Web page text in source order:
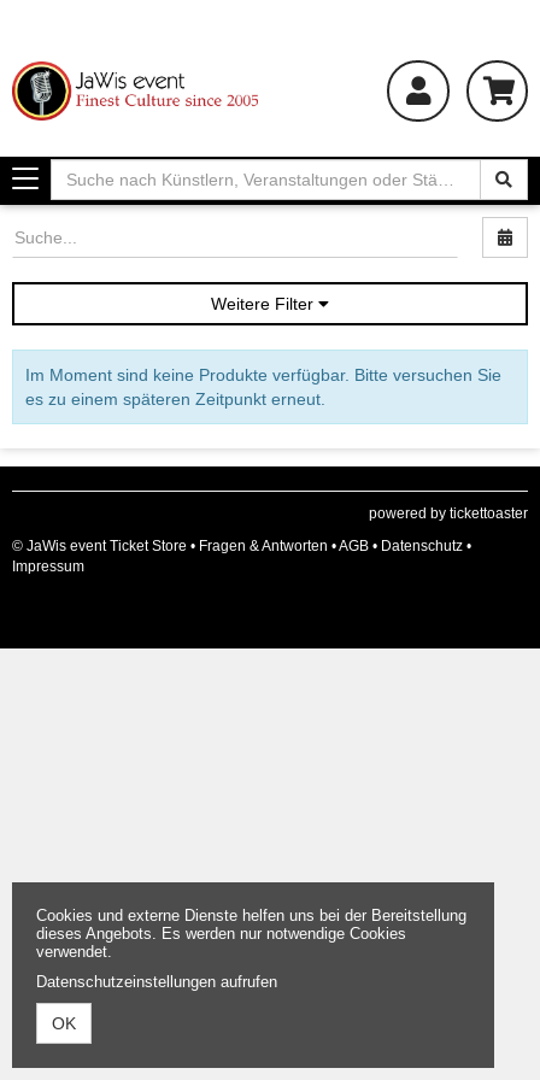
Toggle
navigation
Weitere Filter
Im Moment sind keine Produkte verfügbar. Bitte versuchen Sie
es zu einem späteren Zeitpunkt erneut.
powered by tickettoaster
© JaWis event Ticket Store • Fragen & Antworten •AGB • Datenschutz •
Impressum
Cookies und externe Dienste helfen uns bei der Bereitstellung
dieses Angebots. Es werden nur notwendige Cookies
verwendet.
Datenschutzeinstellungen aufrufen
OK